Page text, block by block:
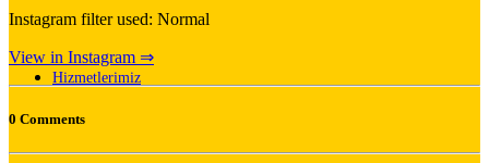
Hizmetlerimiz
Instagram filter used: Normal
View in Instagram ⇒
0 Comments